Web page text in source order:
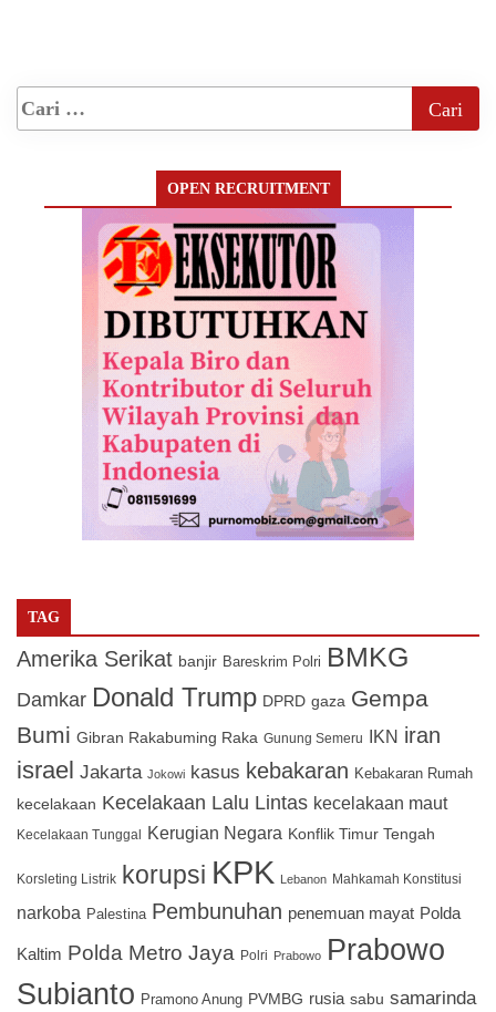
OPEN RECRUITMENT
TAG
Amerika Serikat banjir Bareskrim Polri BMKG
Damkar Donald Trump DPRD gaza Gempa
Bumi Gibran Rakabuming Raka Gunung Semeru IKN iran
israel Jakarta Jokowi kasus kebakaran Kebakaran Rumah
kecelakaan Kecelakaan Lalu Lintas kecelakaan maut
Kecelakaan Tunggal Kerugian Negara Konflik Timur Tengah
Korsleting Listrik korupsi KPK Lebanon Mahkamah Konstitusi
narkoba Palestina Pembunuhan penemuan mayat Polda
Kaltim Polda Metro Jaya Polri Prabowo Prabowo
Subianto Pramono Anung PVMBG rusia sabu samarinda